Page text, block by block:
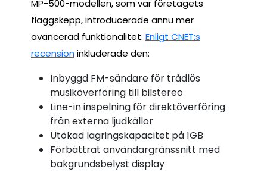
MP-500-modellen, som var företagets
flaggskepp, introducerade ännu mer
avancerad funktionalitet. Enligt CNET:s
recension inkluderade den:
Inbyggd FM-sändare för trådlös
musiköverföring till bilstereo
Line-in inspelning för direktöverföring
från externa ljudkällor
Utökad lagringskapacitet på 1GB
Förbättrat användargränssnitt med
bakgrundsbelyst display